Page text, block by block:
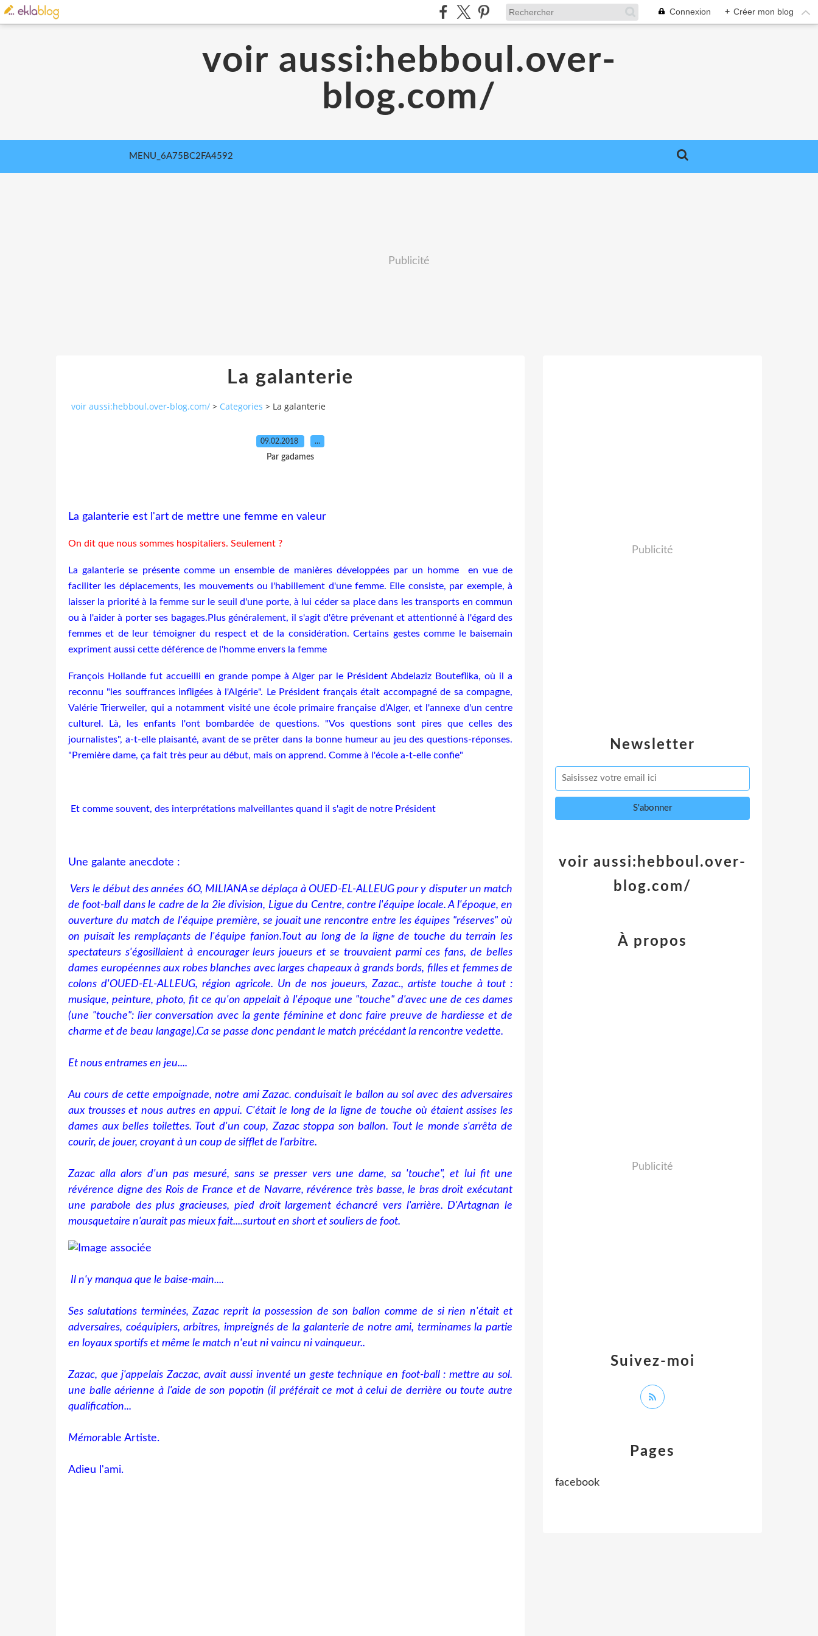
Connexion + Créer mon blog
voir aussi:hebboul.over-
blog.com/
MENU_6A75BC2FA4592
Publicité
La galanterie
voir aussi:hebboul.over-blog.com/ > Categories > La galanterie
09.02.2018 …
Par gadames
La galanterie est l'art de mettre une femme en valeur
On dit que nous sommes hospitaliers. Seulement ?
La galanterie se présente comme un ensemble de manières développées par un homme en vue de
faciliter les déplacements, les mouvements ou l'habillement d'une femme. Elle consiste, par exemple, à
laisser la priorité à la femme sur le seuil d'une porte, à lui céder sa place dans les transports en commun
ou à l'aider à porter ses bagages.Plus généralement, il s'agit d'être prévenant et attentionné à l'égard des
femmes et de leur témoigner du respect et de la considération. Certains gestes comme le baisemain
expriment aussi cette déférence de l'homme envers la femme
François Hollande fut accueilli en grande pompe à Alger par le Président Abdelaziz Bouteflika, où il a
reconnu "les souffrances infligées à l'Algérie". Le Président français était accompagné de sa compagne,
Valérie Trierweiler, qui a notamment visité une école primaire française d’Alger, et l'annexe d'un centre
culturel. Là, les enfants l'ont bombardée de questions. "Vos questions sont pires que celles des
journalistes", a-t-elle plaisanté, avant de se prêter dans la bonne humeur au jeu des questions-réponses.
"Première dame, ça fait très peur au début, mais on apprend. Comme à l'école a-t-elle confie"
Et comme souvent, des interprétations malveillantes quand il s'agit de notre Président
Une galante anecdote :
Vers le début des années 6O, MILIANA se déplaça à OUED-EL-ALLEUG pour y disputer un match
de foot-ball dans le cadre de la 2ie division, Ligue du Centre, contre l'équipe locale. A l'époque, en
ouverture du match de l'équipe première, se jouait une rencontre entre les équipes "réserves" où
on puisait les remplaçants de l'équipefanion.Tout au long de la ligne de touche du terrain les
spectateurs s'égosillaient à encourager leurs joueurs et se trouvaient parmi ces fans, de belles
dames européennes aux robes blanches avec larges chapeaux à grands bords, filles et femmes de
colons d'OUED-EL-ALLEUG, région agricole. Un de nos joueurs, Zazac., artiste touche à tout :
musique, peinture, photo, fit ce qu'on appelait à l'époque une "touche" d'avec une de ces dames
(une "touche": lier conversation avec la gente féminine et donc faire preuve de hardiesse et de
charme et de beau langage).Ca se passe donc pendant le match précédant la rencontre vedette.
Et nous entrames en jeu....
Au cours de cette empoignade, notre ami Zazac. conduisait le ballon au sol avec des adversaires
aux trousses et nous autres en appui. C'était le long de la ligne de touche où étaient assises les
dames aux belles toilettes. Tout d'un coup, Zazac stoppa son ballon. Tout le monde s'arrêta de
courir, de jouer, croyant à un coup de sifflet de l'arbitre.
Zazac alla alors d'un pas mesuré, sans se presser vers une dame, sa 'touche", et lui fit une
révérence digne des Rois de France et de Navarre, révérence très basse, le bras droit exécutant
une parabole des plus gracieuses, pied droit largement échancré vers l'arrière. D'Artagnan le
mousquetaire n'aurait pas mieux fait....surtout en short et souliers de foot.
Il n'y manqua que le baise-main....
Ses salutations terminées, Zazac reprit la possession de son ballon comme de si rien n'était et
adversaires, coéquipiers, arbitres, impreignés de la galanterie de notre ami, terminames la partie
en loyaux sportifs et même le match n'eut ni vaincu ni vainqueur..
Zazac, que j'appelais Zaczac, avait aussi inventé un geste technique en foot-ball : mettre au sol.
une balle aérienne à l'aide de son popotin (il préférait ce mot à celui de derrière ou toute autre
qualification...
Mémorable Artiste.
Adieu l'ami.
Newsletter
Publicité
Pages
facebook
voir aussi:hebboul.over-
blog.com/
Suivez-moi
À propos
Publicité